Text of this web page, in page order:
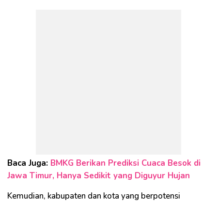
Baca Juga: BMKG Berikan Prediksi Cuaca Besok di
Jawa Timur, Hanya Sedikit yang Diguyur Hujan
Kemudian, kabupaten dan kota yang berpotensi